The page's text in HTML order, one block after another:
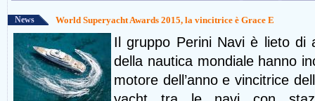
News World Superyacht Awards 2015, la vincitrice è Grace E
Il gruppo Perini Navi è lieto di
della nautica mondiale hanno
motore dell’anno e vincitrice